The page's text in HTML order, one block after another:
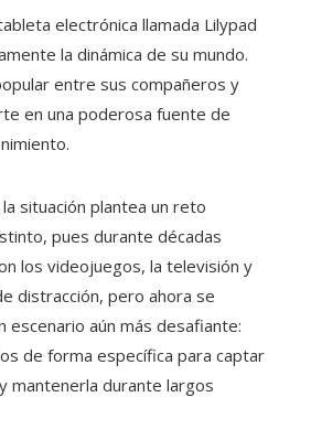
electrónica llamada Lilypad
la dinámica de su mundo.
entre sus compañeros y
en una poderosa fuente de
situación plantea un reto
pues durante décadas
los videojuegos, la televisión y
distracción, pero ahora se
escenario aún más desafiante:
de forma específica para captar
mantenerla durante largos